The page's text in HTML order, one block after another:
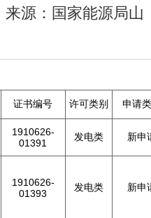
来源：国家能源局山
证书编号 许可类别 申请
1910626-
01391
发电类 新申
1910626-
01393
发电类 新申